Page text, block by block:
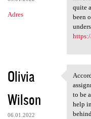
Adres
quite
been
Olivia
Wilson
06.01.2022
to be
help